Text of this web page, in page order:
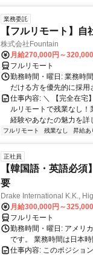
業務委託
【フルリモート】
株式会社Fountain
月給270,000円～
フルリモート
勤務時間・曜日: 業務時
だける方を優先的に採用
仕事内容: ＼ 【完全在宅
ルリモートで残業なし
経験やあなたの魅力を詳
フルリモート 残業なし 昇給あ
正社員
【韓国語・英語必
要
Drake International K.K.,
月給300,000円～
フルリモート
勤務時間・曜日: アメリ
です。 業務時間は日本
仕事内容: このポジショ